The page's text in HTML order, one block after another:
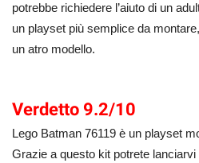
potrebbe richiedere l’aiuto di un
un playset più semplice da
un atro modello.
Verdetto 9.2/10
Lego Batman 76119 è un playset
Grazie a questo kit potrete lanciarvi